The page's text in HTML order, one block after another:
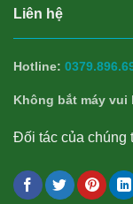
Liên hệ
Hotline:
Không bắt máy
Đối tác của chúng